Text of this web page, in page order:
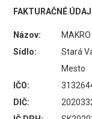
FAKTURAČNÉ
Názov:
MAKRO
Sídlo:
Stará
Mesto
IČO:
DIČ: